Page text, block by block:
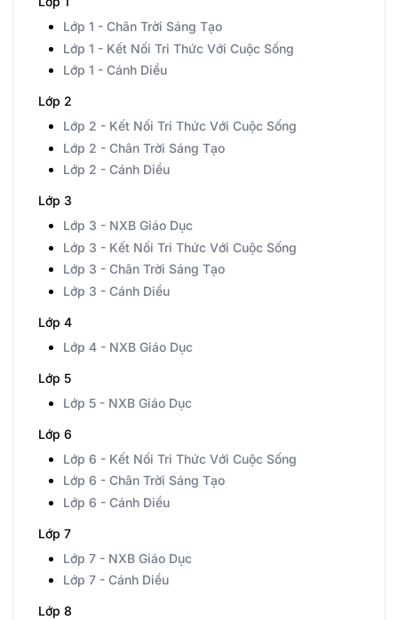
Lớp 1 - Chân Trời Sáng Tạo
Lớp 1 - Kết Nối Tri Thức Với Cuộc Sống
Lớp 1 - Cánh Diều
Lớp 2
Lớp 2 - Kết Nối Tri Thức Với Cuộc Sống
Lớp 2 - Chân Trời Sáng Tạo
Lớp 2 - Cánh Diều
Lớp 3
Lớp 3 - NXB Giáo Dục
Lớp 3 - Kết Nối Tri Thức Với Cuộc Sống
Lớp 3 - Chân Trời Sáng Tạo
Lớp 3 - Cánh Diều
Lớp 4
Lớp 4 - NXB Giáo Dục
Lớp 5
Lớp 5 - NXB Giáo Dục
Lớp 6
Lớp 6 - Kết Nối Tri Thức Với Cuộc Sống
Lớp 6 - Chân Trời Sáng Tạo
Lớp 6 - Cánh Diều
Lớp 7
Lớp 7 - NXB Giáo Dục
Lớp 7 - Cánh Diều
Lớp 8